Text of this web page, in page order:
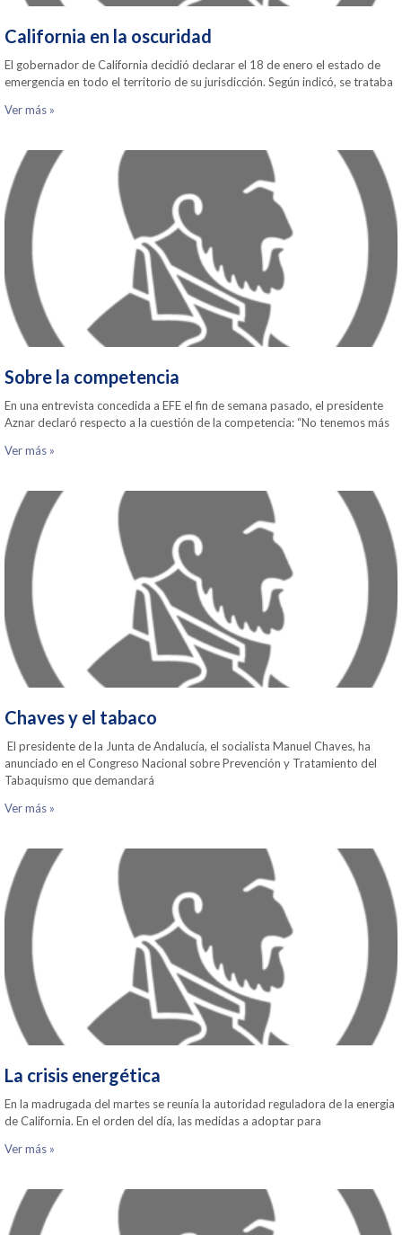
California en la oscuridad
El gobernador de California decidió declarar el 18 de enero el estado de
emergencia en todo el territorio de su jurisdicción. Según indicó, se trataba
Ver más »
Sobre la competencia
En una entrevista concedida a EFE el fin de semana pasado, el presidente
Aznar declaró respecto a la cuestión de la competencia: “No tenemos más
Ver más »
Chaves y el tabaco
El presidente de la Junta de Andalucía, el socialista Manuel Chaves, ha
anunciado en el Congreso Nacional sobre Prevención y Tratamiento del
Tabaquismo que demandará
Ver más »
La crisis energética
En la madrugada del martes se reunía la autoridad reguladora de la energia
de California. En el orden del día, las medidas a adoptar para
Ver más »